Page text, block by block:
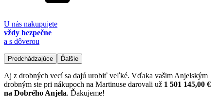
U nás nakupujete
vždy bezpečne
a s dôverou
Predchádzajúce Ďalšie
Aj z drobných vecí sa dajú urobiť veľké. Vďaka vašim Anjelským
drobným ste pri nákupoch na Martinuse darovali už 1 501 145,00 €
na Dobrého Anjela. Ďakujeme!